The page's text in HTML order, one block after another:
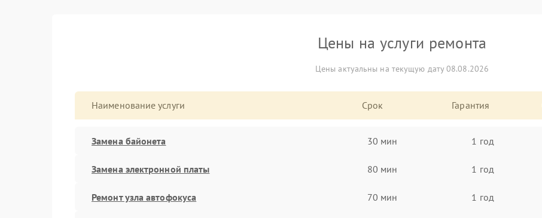
Цены на услуги ремонта
Цены актуальны на текущую дату 08.08.2026
Наименование услуги Срок Гарантия
Замена байонета 30 мин 1 год
Замена электронной платы 80 мин 1 год
Ремонт узла автофокуса 70 мин 1 год